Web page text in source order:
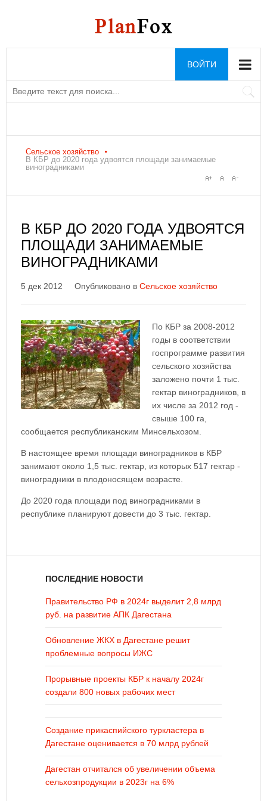
ВОЙТИ
Сельское хозяйство
В КБР до 2020 года удвоятся площади занимаемые
виноградниками
В КБР ДО 2020 ГОДА УДВОЯТСЯ
ПЛОЩАДИ ЗАНИМАЕМЫЕ
ВИНОГРАДНИКАМИ
5 дек 2012 Опубликовано в Сельское хозяйство
По КБР за 2008-2012
годы в соответствии
госпрограмме развития
сельского хозяйства
заложено почти 1 тыс.
гектар виноградников, в
их числе за 2012 год -
свыше 100 га,
сообщается республиканским Минсельхозом.
В настоящее время площади виноградников в КБР
занимают около 1,5 тыс. гектар, из которых 517 гектар -
виноградники в плодоносящем возрасте.
До 2020 года площади под виноградниками в
республике планируют довести до 3 тыс. гектар.
ПОСЛЕДНИЕ НОВОСТИ
Правительство РФ в 2024г выделит 2,8 млрд
руб. на развитие АПК Дагестана
Обновление ЖКХ в Дагестане решит
проблемные вопросы ИЖС
Прорывные проекты КБР к началу 2024г
создали 800 новых рабочих мест
Создание прикаспийского туркластера в
Дагестане оценивается в 70 млрд рублей
Дагестан отчитался об увеличении объема
сельхозпродукции в 2023г на 6%